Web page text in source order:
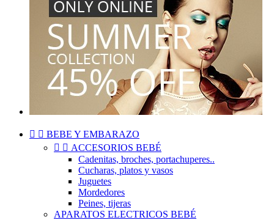
  BEBE Y EMBARAZO
  ACCESORIOS BEBÉ
Cadenitas, broches, portachuperes..
Cucharas, platos y vasos
Juguetes
Mordedores
Peines, tijeras
APARATOS ELECTRICOS BEBÉ